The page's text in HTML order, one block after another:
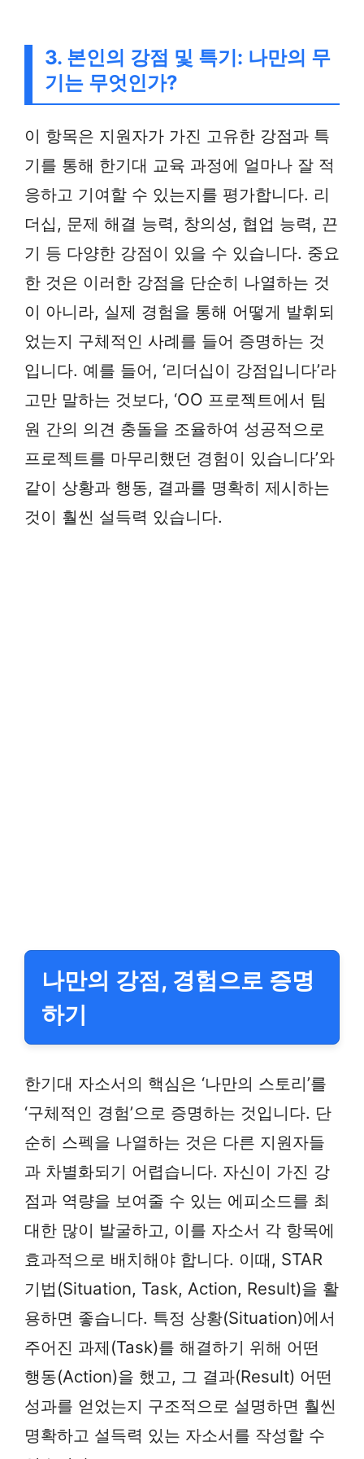
3. 본인의 강점 및 특기: 나만의 무
기는 무엇인가?
이 항목은 지원자가 가진 고유한 강점과 특
기를 통해 한기대 교육 과정에 얼마나 잘 적
응하고 기여할 수 있는지를 평가합니다. 리
더십, 문제 해결 능력, 창의성, 협업 능력, 끈
기 등 다양한 강점이 있을 수 있습니다. 중요
한 것은 이러한 강점을 단순히 나열하는 것
이 아니라, 실제 경험을 통해 어떻게 발휘되
었는지 구체적인 사례를 들어 증명하는 것
입니다. 예를 들어, ‘리더십이 강점입니다’라
고만 말하는 것보다, ‘OO 프로젝트에서 팀
원 간의 의견 충돌을 조율하여 성공적으로
프로젝트를 마무리했던 경험이 있습니다’와
같이 상황과 행동, 결과를 명확히 제시하는
것이 훨씬 설득력 있습니다.
나만의 강점, 경험으로 증명
하기
한기대 자소서의 핵심은 ‘나만의 스토리’를
‘구체적인 경험’으로 증명하는 것입니다. 단
순히 스펙을 나열하는 것은 다른 지원자들
과 차별화되기 어렵습니다. 자신이 가진 강
점과 역량을 보여줄 수 있는 에피소드를 최
대한 많이 발굴하고, 이를 자소서 각 항목에
효과적으로 배치해야 합니다. 이때, STAR
기법(Situation, Task, Action, Result)을 활
용하면 좋습니다. 특정 상황(Situation)에서
주어진 과제(Task)를 해결하기 위해 어떤
행동(Action)을 했고, 그 결과(Result) 어떤
성과를 얻었는지 구조적으로 설명하면 훨씬
명확하고 설득력 있는 자소서를 작성할 수